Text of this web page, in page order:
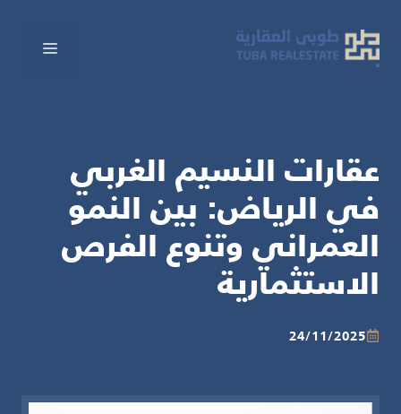
المحتوى
عقارات النسيم الغربي
في الرياض: بين النمو
العمراني وتنوع الفرص
الاستثمارية
24/11/2025